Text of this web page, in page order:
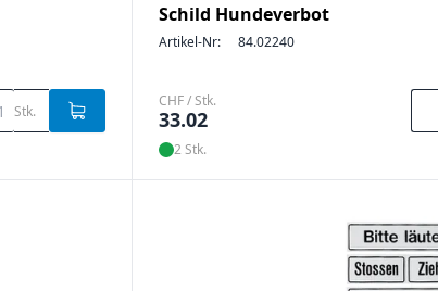
Stk.
Schild Hundeverbot
Artikel-Nr: 84.02240
CHF / Stk.
33.02
2 Stk.